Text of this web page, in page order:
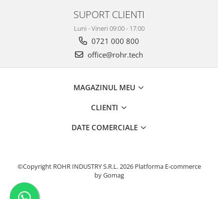
SUPORT CLIENTI
Luni - Vineri 09:00 - 17:00
0721 000 800
office@rohr.tech
MAGAZINUL MEU
CLIENTI
DATE COMERCIALE
©Copyright ROHR INDUSTRY S.R.L. 2026 Platforma E-commerce
by Gomag